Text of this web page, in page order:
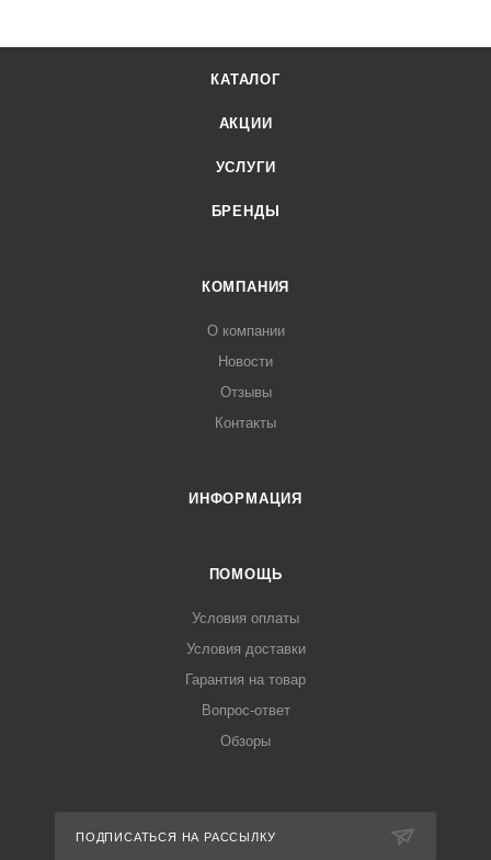
КАТАЛОГ
АКЦИИ
УСЛУГИ
БРЕНДЫ
КОМПАНИЯ
О компании
Новости
Отзывы
Контакты
ИНФОРМАЦИЯ
ПОМОЩЬ
Условия оплаты
Условия доставки
Гарантия на товар
Вопрос-ответ
Обзоры
ПОДПИСАТЬСЯ НА РАССЫЛКУ